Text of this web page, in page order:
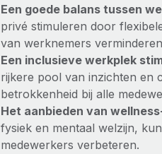
Een goede balans tussen
privé stimuleren door
van werknemers
Een inclusieve werkplek
rijkere pool van inzichten en
betrokkenheid bij alle
Het aanbieden van
fysiek en mentaal welzijn,
medewerkers verbeteren.